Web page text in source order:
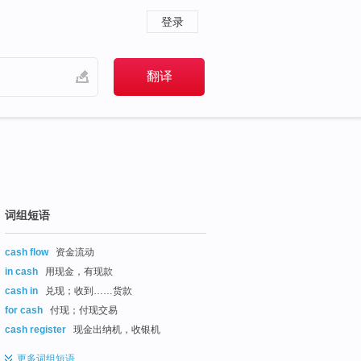
登录
词组短语
cash flow
资金流动
in cash
用现金，有现款
cash in
兑现；收到……货款
for cash
付现；付现交易
cash register
现金出纳机，收银机
更多词组短语